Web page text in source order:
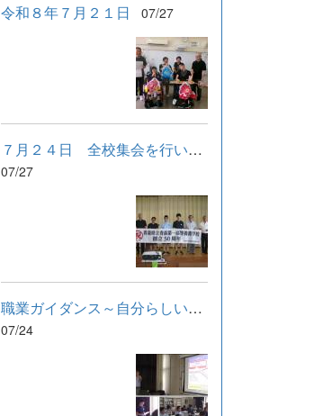
令和８年７月２１日 07/27
７月２４日 全校集会を行いました。
07/27
職業ガイダンス～自分らしい働き方を選ぶために～
07/24